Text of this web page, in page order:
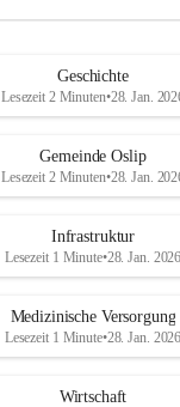
Geschichte
Lesezeit 2 Minuten•28. Jan.
Gemeinde Oslip
Lesezeit 2 Minuten•28. Jan.
Infrastruktur
Lesezeit 1 Minute•28. Jan. 2026
Medizinische Versorgung
Lesezeit 1 Minute•28. Jan. 2026
Wirtschaft